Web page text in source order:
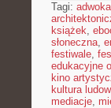
Tagi:
książek,
słoneczna,
festiwale,
edukacyjne
kino
kultura
mediacje,